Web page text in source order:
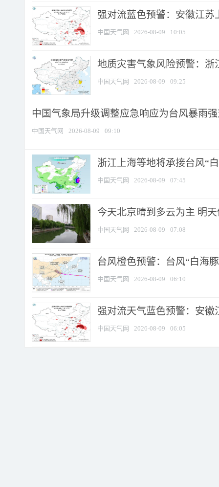
强对流蓝色预警：安徽江苏
中国天气网 2026-08-09 10:05
地质灾害气象风险预警：浙
中国天气网 2026-08-09 09:25
中国气象局升级调整应急响应为台风暴雨
中国天气网 2026-08-09 09:10
浙江上海等地将承接台风“
中国天气网 2026-08-09 07:45
今天北京晴到多云为主 明
中国天气网 2026-08-09 07:08
台风橙色预警：台风“白海
中国天气网 2026-08-09 06:10
强对流天气蓝色预警：安徽
中国天气网 2026-08-09 06:05